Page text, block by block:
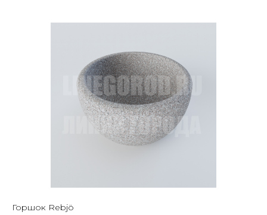
Горшок Rebjö